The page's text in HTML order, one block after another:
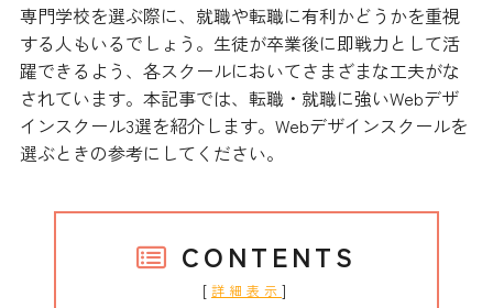
専門学校を選ぶ際に、就職や転職に有利かどうかを重視
する人もいるでしょう。生徒が卒業後に即戦力として活
躍できるよう、各スクールにおいてさまざまな工夫がな
されています。本記事では、転職・就職に強いWebデザ
インスクール3選を紹介します。Webデザインスクールを
選ぶときの参考にしてください。
CONTENTS
[ 詳細表示 ]